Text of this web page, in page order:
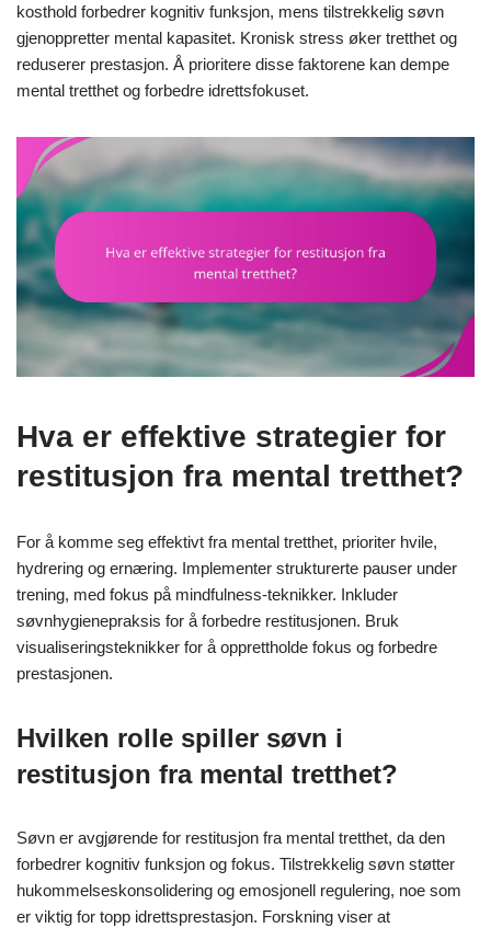
kosthold forbedrer kognitiv funksjon, mens tilstrekkelig søvn
gjenoppretter mental kapasitet. Kronisk stress øker tretthet og
reduserer prestasjon. Å prioritere disse faktorene kan dempe
mental tretthet og forbedre idrettsfokuset.
Hva er effektive strategier for
restitusjon fra mental tretthet?
For å komme seg effektivt fra mental tretthet, prioriter hvile,
hydrering og ernæring. Implementer strukturerte pauser under
trening, med fokus på mindfulness-teknikker. Inkluder
søvnhygienepraksis for å forbedre restitusjonen. Bruk
visualiseringsteknikker for å opprettholde fokus og forbedre
prestasjonen.
Hvilken rolle spiller søvn i
restitusjon fra mental tretthet?
Søvn er avgjørende for restitusjon fra mental tretthet, da den
forbedrer kognitiv funksjon og fokus. Tilstrekkelig søvn støtter
hukommelseskonsolidering og emosjonell regulering, noe som
er viktig for topp idrettsprestasjon. Forskning viser at